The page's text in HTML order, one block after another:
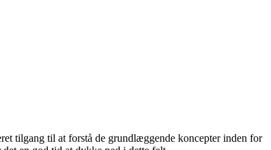
tilgang til at forstå de grundlæggende koncepter inden for